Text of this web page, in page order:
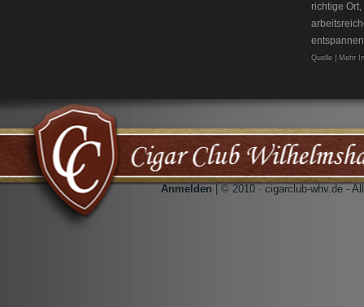
richtige
Quelle | Mehr
Anmelden | © 2010 · cigarclub-whv.de -